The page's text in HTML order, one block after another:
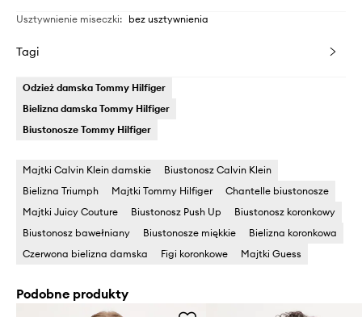
Usztywnienie miseczki: bez usztywnienia
Tagi
Odzież damska Tommy Hilfiger
Bielizna damska Tommy Hilfiger
Biustonosze Tommy Hilfiger
Majtki Calvin Klein damskie
Biustonosz Calvin Klein
Bielizna Triumph
Majtki Tommy Hilfiger
Chantelle biustonosze
Majtki Juicy Couture
Biustonosz Push Up
Biustonosz koronkowy
Biustonosz bawełniany
Biustonosze miękkie
Bielizna koronkowa
Czerwona bielizna damska
Figi koronkowe Majtki Guess
Podobne produkty